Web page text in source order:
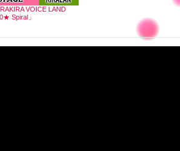
VOICE LAND
Spiral」